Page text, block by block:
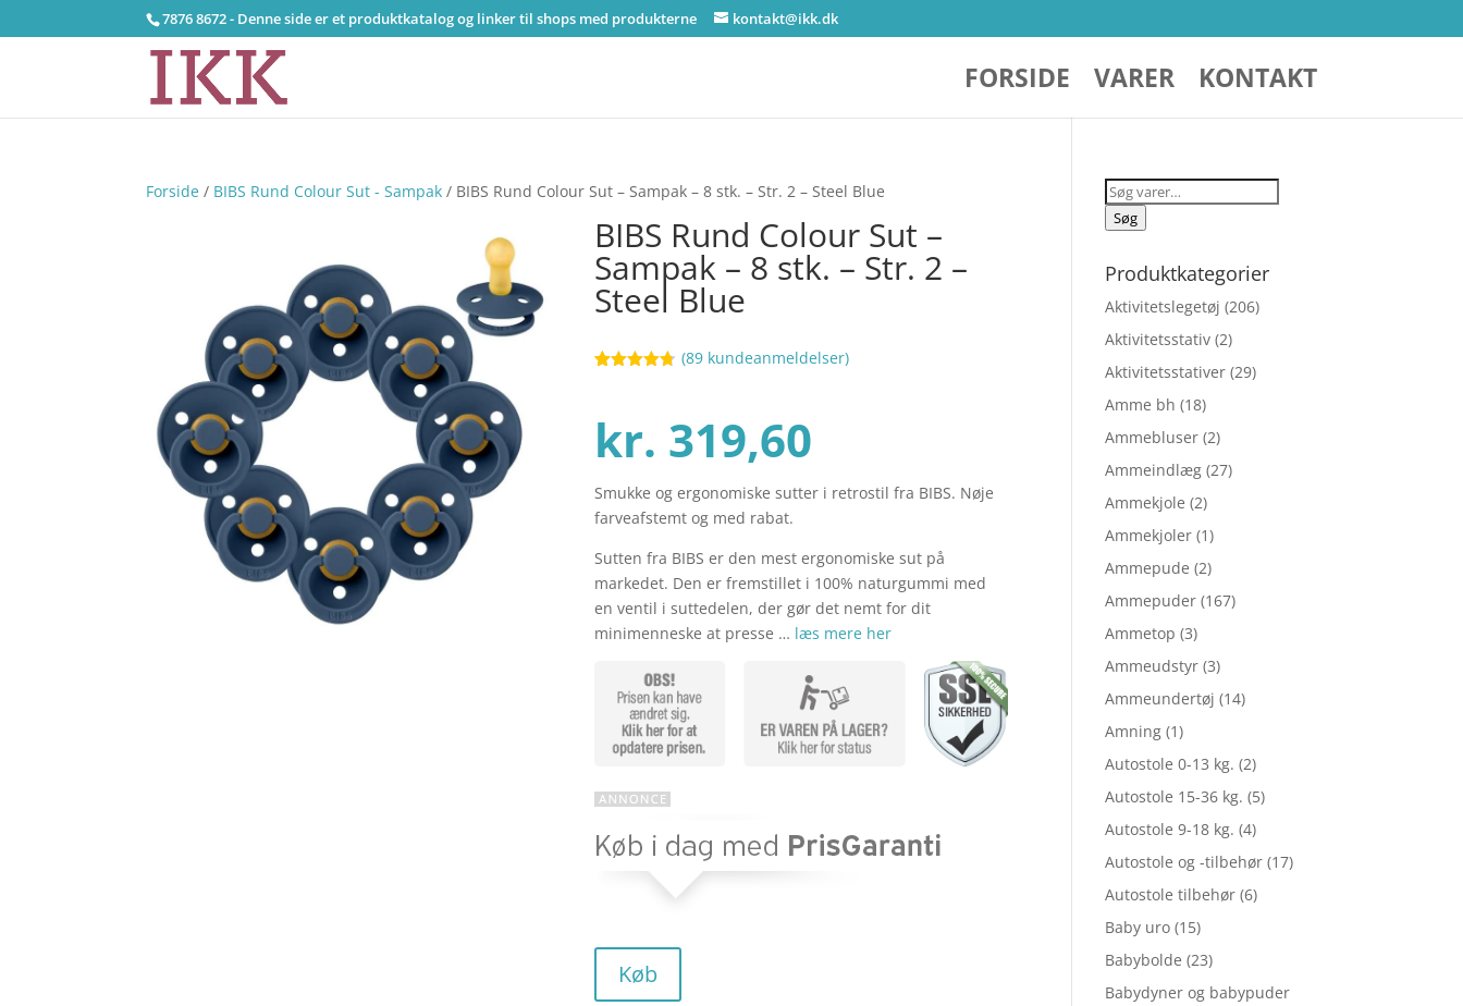
7876 8672 - Denne side er et produktkatalog og linker til shops med produkterne kontakt@ikk.dk
FORSIDE VARER KONTAKT
Forside / BIBS Rund Colour Sut - Sampak / BIBS Rund Colour Sut – Sampak – 8 stk. – Str. 2 – Steel Blue
BIBS Rund Colour Sut –
Sampak – 8 stk. – Str. 2 –
Steel Blue
baseret på
kundebedø
mmelser
(89kundeanmeldelser)
kr. 319,60
Smukke og ergonomiske sutter i retrostil fra BIBS. Nøje
farveafstemt og med rabat.
Sutten fra BIBS er den mest ergonomiske sut på
markedet. Den er fremstillet i 100% naturgummi med
en ventil i suttedelen, der gør det nemt for dit
minimenneske at presse … læs mere her
Køb
Søg
efter:
Søg
Produktkategorier
Aktivitetslegetøj (206)
Aktivitetsstativ (2)
Aktivitetsstativer (29)
Amme bh (18)
Ammebluser (2)
Ammeindlæg (27)
Ammekjole (2)
Ammekjoler (1)
Ammepude (2)
Ammepuder (167)
Ammetop (3)
Ammeudstyr (3)
Ammeundertøj (14)
Amning (1)
Autostole 0-13 kg. (2)
Autostole 15-36 kg. (5)
Autostole 9-18 kg. (4)
Autostole og -tilbehør (17)
Autostole tilbehør (6)
Baby uro (15)
Babybolde (23)
Babydyner og babypuder